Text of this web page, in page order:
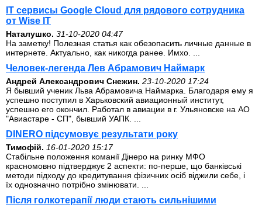
IT сервисы Google Cloud для рядового сотрудника
от Wise IT
Наталушко. 31-10-2020 04:47
На заметку! Полезная статья как обезопасить личные данные в
интернете. Актуально, как никогда ранее. Имхо. ...
Человек-легенда Лев Абрамович Наймарк
Андрей Александрович Снежин. 23-10-2020 17:24
Я бывший ученик Льва Абрамовича Наймарка. Благодаря ему я
успешно поступил в Харьковский авиационный институт,
успешно его окончил. Работал в авиации в г. Ульяновске на АО
"Авиастаре - СП", бывший УАПК. ...
DINERO підсумовує результати року
Тимофій. 16-01-2020 15:17
Стабільне положення команії Дінеро на ринку МФО
красномовно підтверджує 2 аспекти: по-перше, що банківські
методи підходу до кредитування фізичних осіб віджили себе, і
їх однозначно потрібно змінювати. ...
Після голкотерапії люди стають сильнішими